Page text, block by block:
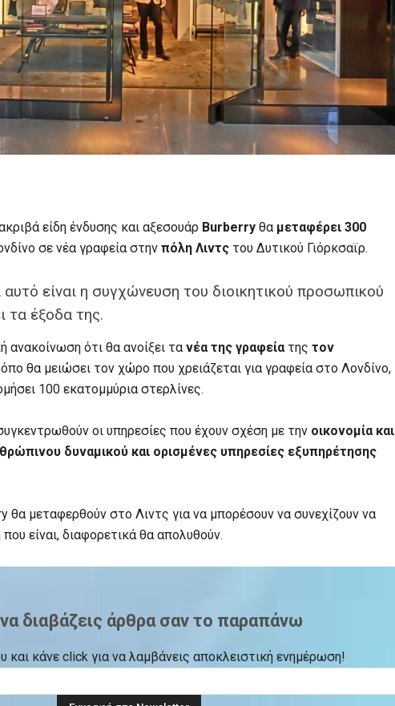
είδη ένδυσης και αξεσουάρ Burberry θα μεταφέρει 300
σε νέα γραφεία στην πόλη Λιντς του Δυτικού Γιόρκσαϊρ.
είναι η συγχώνευση του διοικητικού προσωπικού
τα έξοδα της.
ανακοίνωση ότι θα ανοίξει τα νέα της γραφείατης τον
θα μειώσει τον χώρο που χρειάζεται για γραφεία στο Λονδίνο,
100 εκατομμύρια στερλίνες.
οι υπηρεσίες που έχουν σχέση με την οικονομία και
δυναμικού και ορισμένες υπηρεσίες εξυπηρέτησης
θα μεταφερθούν στο Λιντς για να μπορέσουν να συνεχίζουν να
είναι, διαφορετικά θα απολυθούν.
διαβάζεις άρθρα σαν το παραπάνω
και κάνε click για να λαμβάνεις αποκλειστική ενημέρωση!